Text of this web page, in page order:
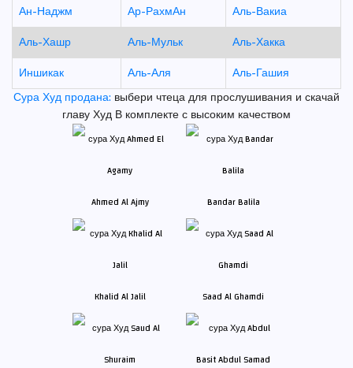
Ан-Наджм
Ар-РахмАн
Аль-Вакиа
Аль-Хашр
Аль-Мульк
Аль-Хакка
Иншикак
Аль-Аля
Аль-Гашия
Сура Худ продана: выбери чтеца для прослушивания и скачай
главу Худ В комплекте с высоким качеством
Ahmed Al Ajmy Bandar Balila
Khalid Al Jalil Saad Al Ghamdi